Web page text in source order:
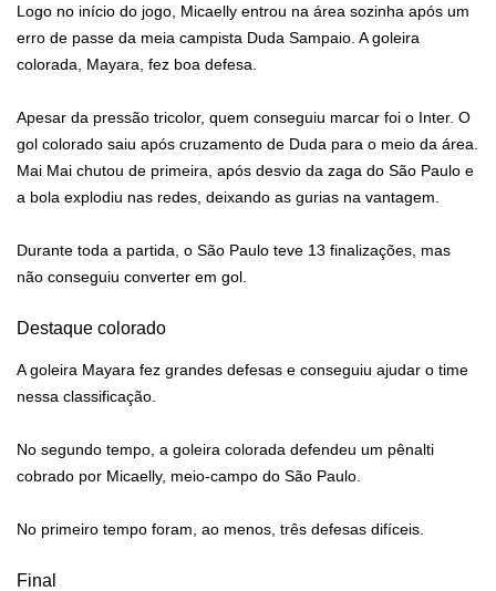
Logo no início do jogo, Micaelly entrou na área sozinha após um
erro de passe da meia campista Duda Sampaio. A goleira
colorada, Mayara, fez boa defesa.
Apesar da pressão tricolor, quem conseguiu marcar foi o Inter. O
gol colorado saiu após cruzamento de Duda para o meio da área.
Mai Mai chutou de primeira, após desvio da zaga do São Paulo e
a bola explodiu nas redes, deixando as gurias na vantagem.
Durante toda a partida, o São Paulo teve 13 finalizações, mas
não conseguiu converter em gol.
Destaque colorado
A goleira Mayara fez grandes defesas e conseguiu ajudar o time
nessa classificação.
No segundo tempo, a goleira colorada defendeu um pênalti
cobrado por Micaelly, meio-campo do São Paulo.
No primeiro tempo foram, ao menos, três defesas difíceis.
Final